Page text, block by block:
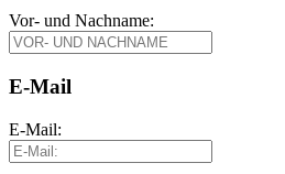
Vor- und Nachname:
E-Mail
E-Mail: